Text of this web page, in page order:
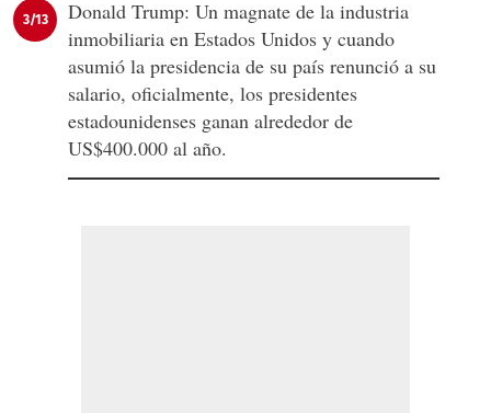
3/13
Donald Trump: Un magnate de la industria
inmobiliaria en Estados Unidos y cuando
asumió la presidencia de su país renunció a su
salario, oficialmente, los presidentes
estadounidenses ganan alrededor de
US$400.000 al año.